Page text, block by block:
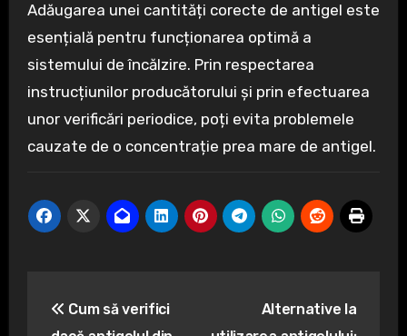
Adăugarea unei cantități corecte de antigel este
esențială pentru funcționarea optimă a
sistemului de încălzire. Prin respectarea
instrucțiunilor producătorului și prin efectuarea
unor verificări periodice, poți evita problemele
cauzate de o concentrație prea mare de antigel.
Cum să verifici
Alternative la